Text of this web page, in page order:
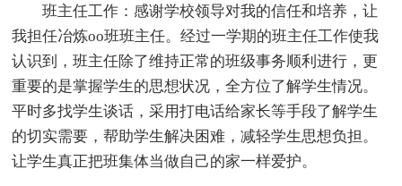
班主任工作：感谢学校领导对我的信任和培养，让
我担任冶炼oo班班主任。经过一学期的班主任工作使我
认识到，班主任除了维持正常的班级事务顺利进行，更
重要的是掌握学生的思想状况，全方位了解学生情况。
平时多找学生谈话，采用打电话给家长等手段了解学生
的切实需要，帮助学生解决困难，减轻学生思想负担。
让学生真正把班集体当做自己的家一样爱护。